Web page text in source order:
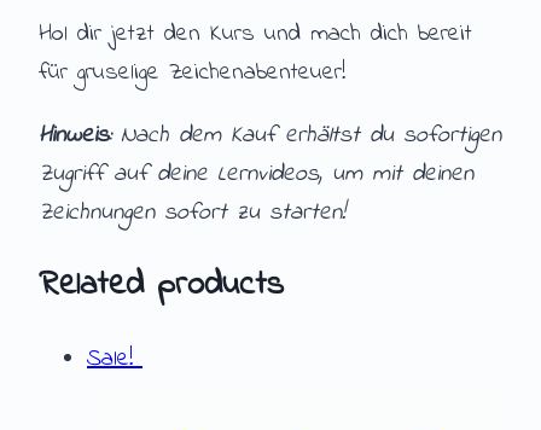
Hol dir jetzt den Kurs und mach dich bereit
für gruselige Zeichenabenteuer!
Hinweis:Nach dem Kauf erhältst du sofortigen
Zugriff auf deine Lernvideos, um mit deinen
Zeichnungen sofort zu starten!
Related products
Sale!